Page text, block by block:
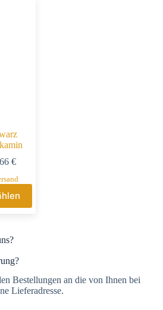
€
Bestellungen an die von Ihnen bei
Lieferadresse.